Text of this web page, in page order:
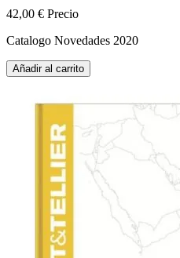
42,00 € Precio
Catalogo Novedades 2020
Añadir al carrito